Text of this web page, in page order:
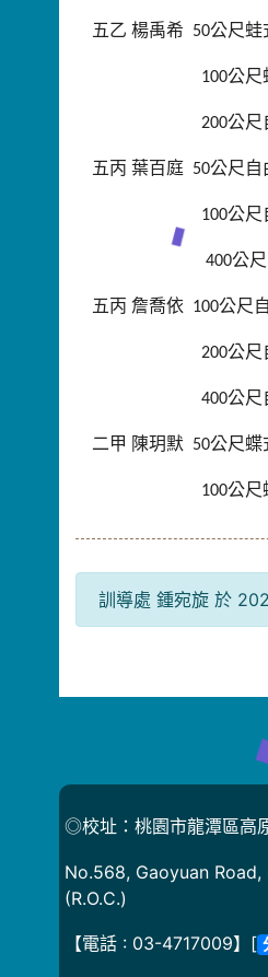
五乙 楊禹希 50公尺蛙
100公尺
200公尺
五丙 葉百庭 50公尺自
100公尺
400公
五丙 詹喬依 100公尺
200公尺
400公尺
二甲 陳玥默 50公尺蝶
100公尺
訓導處 鍾宛旋 於
◎校址：桃園市龍潭區高
No.568, Gaoyuan
(R.O.C.)
【電話 : 03-4717009】[